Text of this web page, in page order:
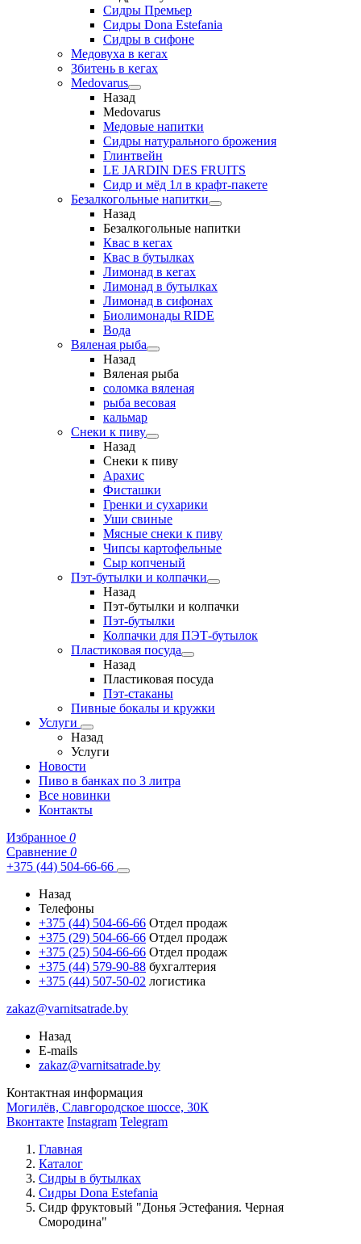
Сидры Премьер
Сидры Dona Estefania
Сидры в сифоне
Медовуха в кегах
Збитень в кегах
Medovarus
Назад
Medovarus
Медовые напитки
Сидры натурального брожения
Глинтвейн
LE JARDIN DES FRUITS
Сидр и мёд 1л в крафт-пакете
Безалкогольные напитки
Назад
Безалкогольные напитки
Квас в кегах
Квас в бутылках
Лимонад в кегах
Лимонад в бутылках
Лимонад в сифонах
Биолимонады RIDE
Вода
Вяленая рыба
Назад
Вяленая рыба
соломка вяленая
рыба весовая
кальмар
Снеки к пиву
Назад
Снеки к пиву
Арахис
Фисташки
Гренки и сухарики
Уши свиные
Мясные снеки к пиву
Чипсы картофельные
Сыр копченый
Пэт-бутылки и колпачки
Назад
Пэт-бутылки и колпачки
Пэт-бутылки
Колпачки для ПЭТ-бутылок
Пластиковая посуда
Назад
Пластиковая посуда
Пэт-стаканы
Пивные бокалы и кружки
Услуги
Назад
Услуги
Новости
Пиво в банках по 3 литра
Все новинки
Контакты
Избранное 0
Сравнение 0
+375 (44) 504-66-66
Назад
Телефоны
+375 (44) 504-66-66 Отдел продаж
+375 (29) 504-66-66 Отдел продаж
+375 (25) 504-66-66 Отдел продаж
+375 (44) 579-90-88 бухгалтерия
+375 (44) 507-50-02 логистика
zakaz@varnitsatrade.by
Назад
E-mails
zakaz@varnitsatrade.by
Контактная информация
Могилёв, Славгородское шоссе, 30К
Вконтакте Instagram Telegram
Главная
Каталог
Сидры в бутылках
Сидры Dona Estefania
Сидр фруктовый "Донья Эстефания. Черная
Смородина"